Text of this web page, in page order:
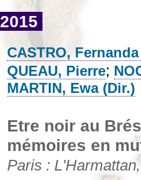
2015
CASTRO,
QUEAU, Pierre;
MARTIN, Ewa (Dir.)
Etre noir au
mémoires en
Paris :